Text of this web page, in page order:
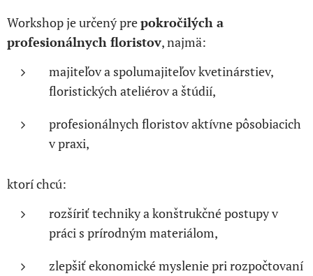
Workshop je určený prepokročilých a
profesionálnych floristov, najmä:
majiteľov a spolumajiteľov kvetinárstiev,
floristických ateliérov a štúdií,
profesionálnych floristov aktívne pôsobiacich
v praxi,
ktorí chcú:
rozšíriť techniky a konštrukčné postupy v
práci s prírodným materiálom,
zlepšiť ekonomické myslenie pri rozpočtovaní